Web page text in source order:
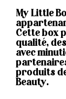
My Little
Cette box
qualité,
avec
produits
Beauty.